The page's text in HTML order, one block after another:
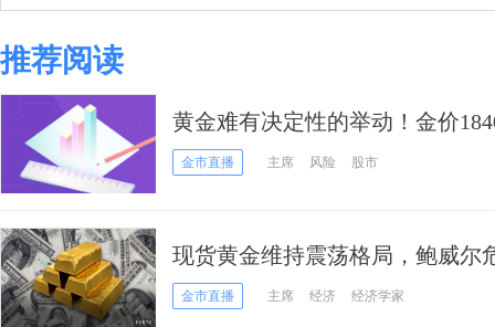
推荐阅读
黄金难有决定性的举动！金价
尔将决定多头命运
金市直播 主席 风险 股市
现货黄金维持震荡格局，鲍威尔
命！
金市直播 主席 经济 经济学家